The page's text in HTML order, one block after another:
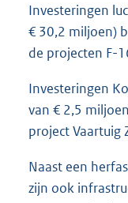
Investeringen
€ 30,2 miljoen)
de projecten F-
Investeringen
van € 2,5
project Vaartuig
Naast een
zijn ook